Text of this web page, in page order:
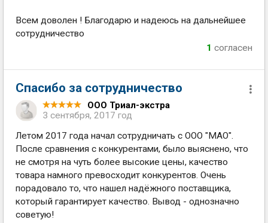
Всем доволен ! Благодарю и надеюсь на дальнейшее
сотрудничество
1 согласен
Спасибо за сотрудничество
ООО Триал-экстра
3 сентября, 2017 год
Летом 2017 года начал сотрудничать с ООО "МАО".
После сравнения с конкурентами, было выяснено, что
не смотря на чуть более высокие цены, качество
товара намного превосходит конкурентов. Очень
порадовало то, что нашел надёжного поставщика,
который гарантирует качество. Вывод - однозначно
советую!